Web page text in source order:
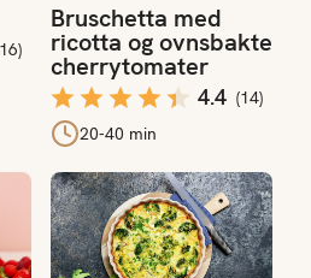
16)
Bruschetta med
ricotta og ovnsbakte
cherrytomater
4.4 (14)
20-40 min
og jordbær
Brokkolipai